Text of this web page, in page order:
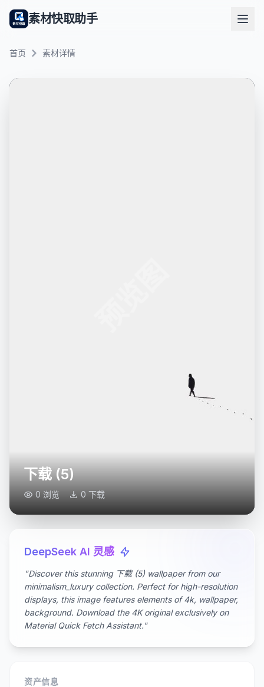
素材快取助手
首页 素材详情
下载 (5)
0 浏览 0 下载
DeepSeek AI 灵感
"Discover this stunning 下载 (5) wallpaper from our
minimalism_luxury collection. Perfect for high-resolution
displays, this image features elements of 4k, wallpaper,
background. Download the 4K original exclusively on
Material Quick Fetch Assistant."
资产信息